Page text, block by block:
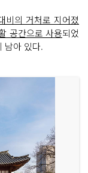
비의 거처로 지어졌
공간으로 사용되었
남아 있다.